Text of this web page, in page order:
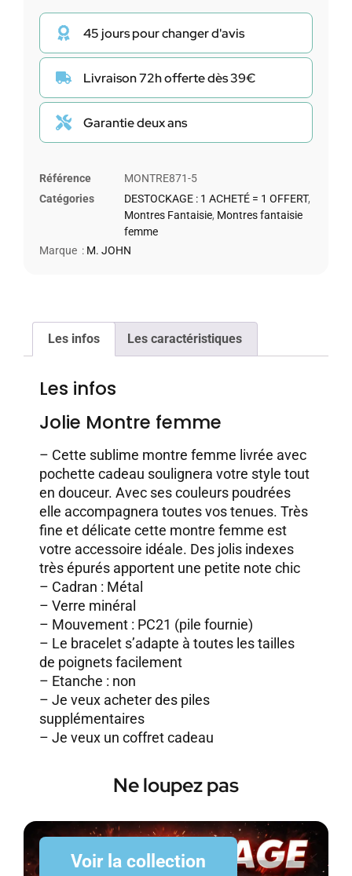
45 jours pour changer d'avis
Livraison 72h offerte dès 39€
Garantie deux ans
Référence
MONTRE871-5
Catégories
DESTOCKAGE : 1 ACHETÉ = 1 OFFERT,
Montres Fantaisie, Montres fantaisie
femme
Marque : M. JOHN
Les infos Les caractéristiques
Les infos
Jolie Montre femme
– Cette sublime montre femme livrée avec
pochette cadeau soulignera votre style tout
en douceur. Avec ses couleurs poudrées
elle accompagnera toutes vos tenues. Très
fine et délicate cette montre femme est
votre accessoire idéale. Des jolis indexes
très épurés apportent une petite note chic
– Cadran : Métal
– Verre minéral
– Mouvement : PC21 (pile fournie)
– Le bracelet s’adapte à toutes les tailles
de poignets facilement
– Etanche : non
– Je veux acheter des piles
supplémentaires
– Je veux un coffret cadeau
Ne loupez pas
Voir la collection